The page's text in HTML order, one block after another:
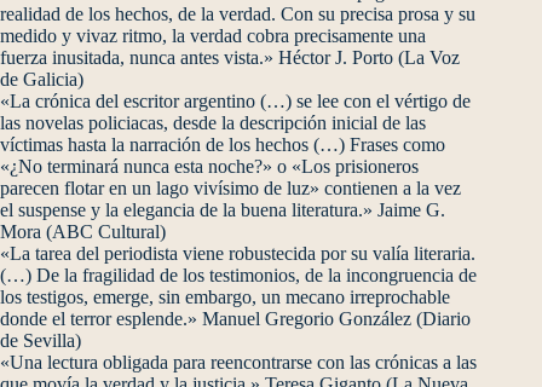
realidad de los hechos, de la verdad. Con su precisa prosa y su
medido y vivaz ritmo, la verdad cobra precisamente una
fuerza inusitada, nunca antes vista.» Héctor J. Porto (La Voz
de Galicia)
«La crónica del escritor argentino (…) se lee con el vértigo de
las novelas policiacas, desde la descripción inicial de las
víctimas hasta la narración de los hechos (…) Frases como
«¿No terminará nunca esta noche?» o «Los prisioneros
parecen flotar en un lago vivísimo de luz» contienen a la vez
el suspense y la elegancia de la buena literatura.» Jaime G.
Mora (ABC Cultural)
«La tarea del periodista viene robustecida por su valía literaria.
(…) De la fragilidad de los testimonios, de la incongruencia de
los testigos, emerge, sin embargo, un mecano irreprochable
donde el terror esplende.» Manuel Gregorio González (Diario
de Sevilla)
«Una lectura obligada para reencontrarse con las crónicas a las